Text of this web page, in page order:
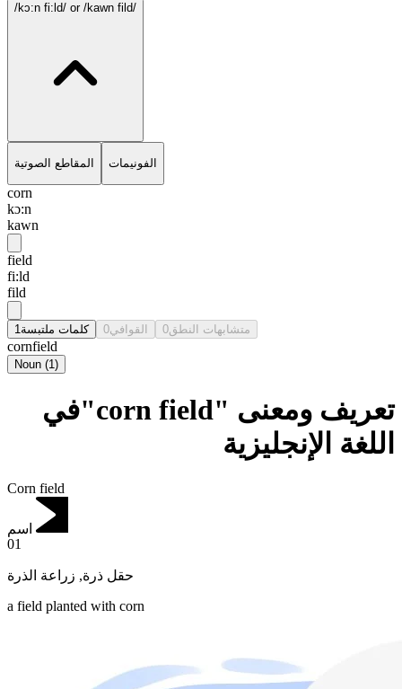
/kɔ:n fi:ld/ or /kawn fild/
المقاطع الصوتية الفونيمات
corn
kɔ:n
kawn
field
fi:ld
fild
كلمات ملتبسة 1 القوافي0 متشابهات النطق0
cornfield
Noun (1)
تعريف ومعنى "corn field"في
اللغة الإنجليزية
Corn field
اسم
01
حقل ذرة, زراعة الذرة
a field planted with corn